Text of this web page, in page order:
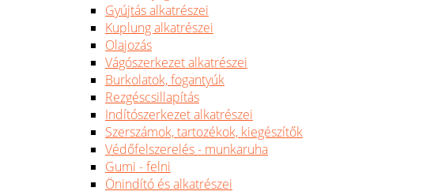
Gyújtás alkatrészei
Kuplung alkatrészei
Olajozás
Vágószerkezet alkatrészei
Burkolatok, fogantyúk
Rezgéscsillapítás
Indítószerkezet alkatrészei
Szerszámok, tartozékok, kiegészítők
Védőfelszerelés - munkaruha
Gumi - felni
Önindító és alkatrészei